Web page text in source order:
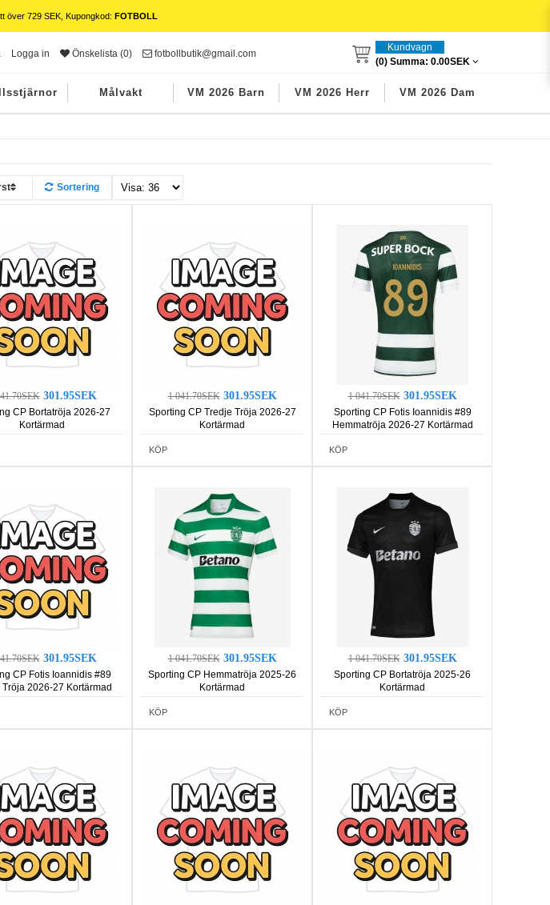
över 729 SEK, Kupongkod: FOTBOLL
Logga in Önskelista (0) fotbollbutik@gmail.com
Kundvagn
(0) Summa: 0.00SEK
Målvakt VM 2026 Barn VM 2026 Herr VM 2026 Dam
Sortering
301.95SEK
CP Bortatröja 2026-27
Kortärmad
1 041.70SEK 301.95SEK
Sporting CP Tredje Tröja 2026-27
Kortärmad
KÖP
1 041.70SEK 301.95SEK
Sporting CP Fotis Ioannidis #89
Hemmatröja 2026-27 Kortärmad
KÖP
301.95SEK
CP Fotis Ioannidis #89
2026-27 Kortärmad
1 041.70SEK 301.95SEK
Sporting CP Hemmatröja 2025-26
Kortärmad
KÖP
1 041.70SEK 301.95SEK
Sporting CP Bortatröja 2025-26
Kortärmad
KÖP